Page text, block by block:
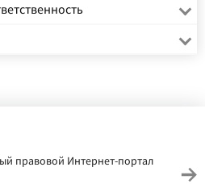
правовой Интернет-портал